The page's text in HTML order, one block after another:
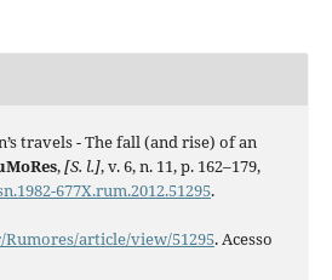
travels - The fall (and rise) of an
,[S. l.], v. 6, n. 11, p. 162–179,
677X.rum.2012.51295.
article/view/51295. Acesso